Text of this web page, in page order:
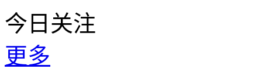
今日关注
更多